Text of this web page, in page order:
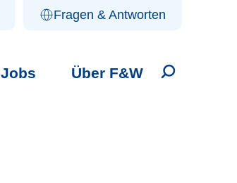
Fragen & Antworten
Jobs Über F&W Suche